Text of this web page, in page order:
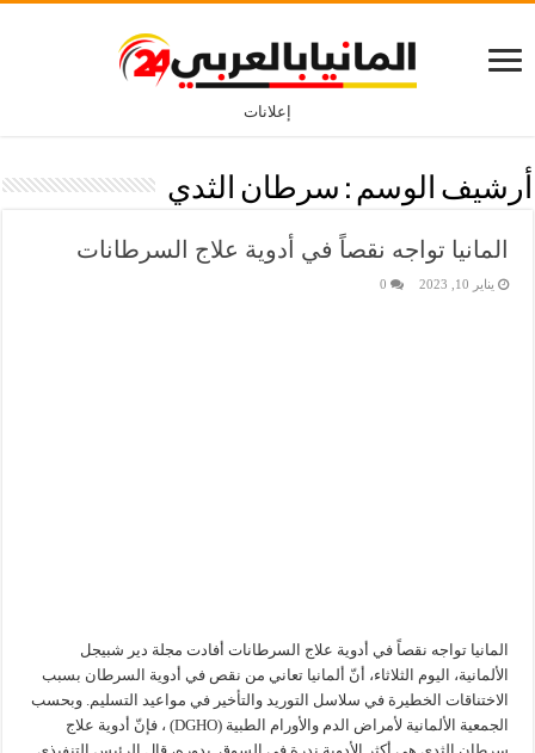
إعلانات
أرشيف الوسم : سرطان الثدي
المانيا تواجه نقصاً في أدوية علاج السرطانات
يناير 10, 2023 0
المانيا تواجه نقصاً في أدوية علاج السرطانات أفادت مجلة دير شبيجل
الألمانية، اليوم الثلاثاء، أنّ ألمانيا تعاني من نقص في أدوية السرطان بسبب
الاختناقات الخطيرة في سلاسل التوريد والتأخير في مواعيد التسليم. وبحسب
الجمعية الألمانية لأمراض الدم والأورام الطبية (DGHO) ، فإنّ أدوية علاج